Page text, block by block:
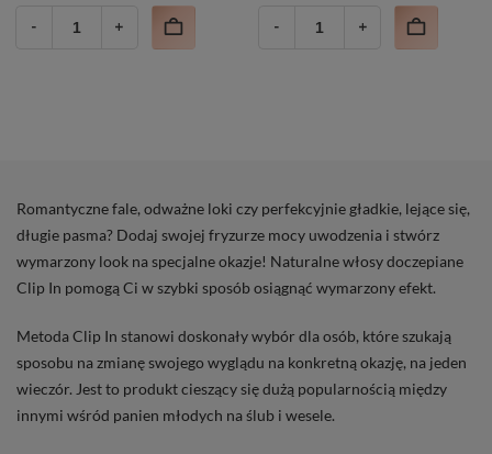
Romantyczne fale, odważne loki czy perfekcyjnie gładkie, lejące się,
długie pasma? Dodaj swojej fryzurze mocy uwodzenia i stwórz
wymarzony look na specjalne okazje! Naturalne włosy doczepiane
Clip In pomogą Ci w szybki sposób osiągnąć wymarzony efekt.
Metoda Clip In stanowi doskonały wybór dla osób, które szukają
sposobu na zmianę swojego wyglądu na konkretną okazję, na jeden
wieczór. Jest to produkt cieszący się dużą popularnością między
innymi wśród panien młodych na ślub i wesele.